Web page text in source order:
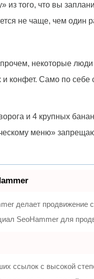
из того, что вы
не чаще, чем один
некоторые
Само по себе
и 4 крупных
меню»
делает продвижение
SeoHammer для
ссылок с высокой